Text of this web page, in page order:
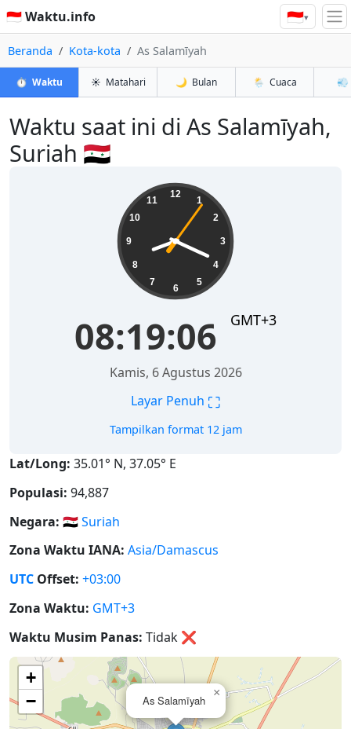
🇮🇩 Waktu.info 🇮🇩▾
Beranda Kota-kota As Salamīyah
⏱️ Waktu ☀️ Matahari 🌙 Bulan 🌦️ Cuaca 💨
Waktu saat ini di As Salamīyah,
Suriah 🇸🇾
12
1
2
3
4
5
6
7
8
9
10
11
08:19:06 GMT+3
Kamis, 6 Agustus 2026
Layar Penuh ⛶
Tampilkan format 12 jam
Lat/Long: 35.01° N, 37.05° E
Populasi: 94,887
Negara: 🇸🇾Suriah
Zona Waktu IANA: Asia/Damascus
UTC Offset: +03:00
Zona Waktu: GMT+3
Waktu Musim Panas: Tidak ❌
As Salamīyah
×
+
−